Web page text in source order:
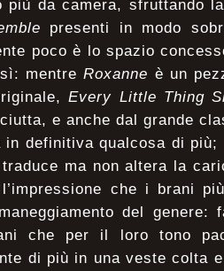
più da camera, sfruttando
presenti
in modo
poco è lo spazio
mentreRoxanne è un
Every Little Thing
e anche dal grande
definitiva qualcosa di più;
ma non altera la
che i brani
del genere:
che per il loro tono
di più in una veste colta